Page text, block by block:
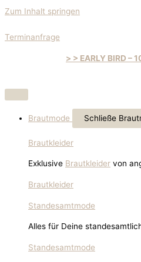
Zum Inhalt springen
Terminanfrage
> > EARLY BIRD –
Brautmode Schließe
Brautkleider
Exklusive Brautkleider von
Brautkleider
Standesamtmode
Alles für Deine
Standesamtmode